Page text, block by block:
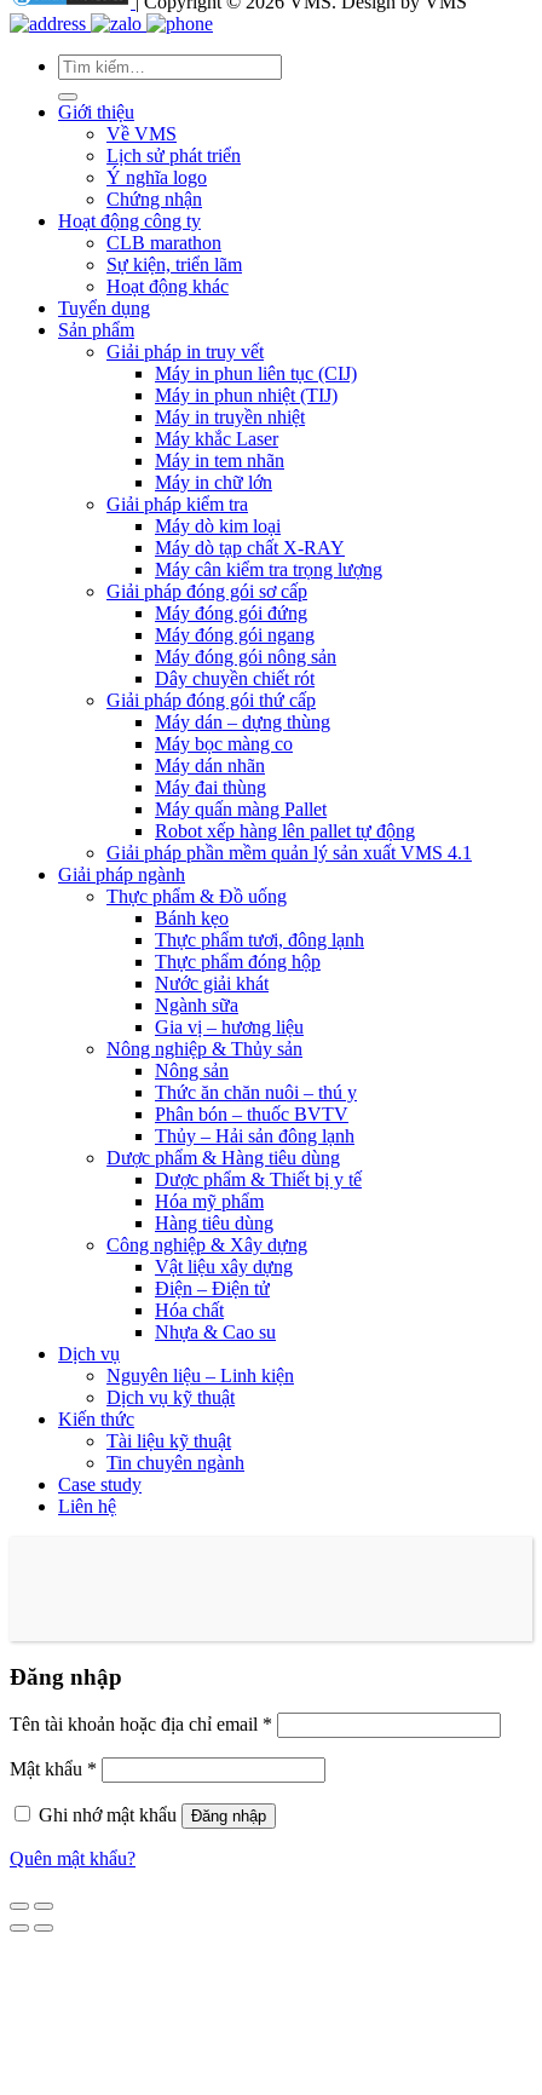
Tìm
kiếm:
Giới thiệu
Về VMS
Lịch sử phát triển
Ý nghĩa logo
Chứng nhận
Hoạt động công ty
CLB marathon
Sự kiện, triển lãm
Hoạt động khác
Tuyển dụng
Sản phẩm
Giải pháp in truy vết
Máy in phun liên tục (CIJ)
Máy in phun nhiệt (TIJ)
Máy in truyền nhiệt
Máy khắc Laser
Máy in tem nhãn
Máy in chữ lớn
Giải pháp kiểm tra
Máy dò kim loại
Máy dò tạp chất X-RAY
Máy cân kiểm tra trọng lượng
Giải pháp đóng gói sơ cấp
Máy đóng gói đứng
Máy đóng gói ngang
Máy đóng gói nông sản
Dây chuyền chiết rót
Giải pháp đóng gói thứ cấp
Máy dán – dựng thùng
Máy bọc màng co
Máy dán nhãn
Máy đai thùng
Máy quấn màng Pallet
Robot xếp hàng lên pallet tự động
Giải pháp phần mềm quản lý sản xuất VMS 4.1
Giải pháp ngành
Thực phẩm & Đồ uống
Bánh kẹo
Thực phẩm tươi, đông lạnh
Thực phẩm đóng hộp
Nước giải khát
Ngành sữa
Gia vị – hương liệu
Nông nghiệp & Thủy sản
Nông sản
Thức ăn chăn nuôi – thú y
Phân bón – thuốc BVTV
Thủy – Hải sản đông lạnh
Dược phẩm & Hàng tiêu dùng
Dược phẩm & Thiết bị y tế
Hóa mỹ phẩm
Hàng tiêu dùng
Công nghiệp & Xây dựng
Vật liệu xây dựng
Điện – Điện tử
Hóa chất
Nhựa & Cao su
Dịch vụ
Nguyên liệu – Linh kiện
Dịch vụ kỹ thuật
Kiến thức
Tài liệu kỹ thuật
Tin chuyên ngành
Case study
Liên hệ
Đăng nhập
Tên tài khoản hoặc địa chỉ email *
Mật khẩu *
Ghi nhớ mật khẩu Đăng nhập
Quên mật khẩu?